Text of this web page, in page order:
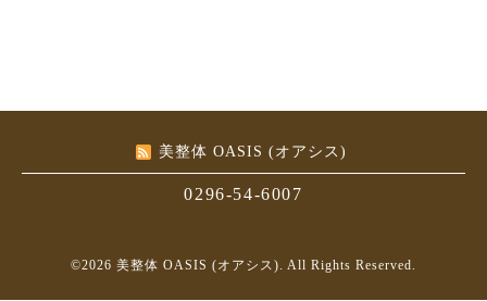
美整体 OASIS (オアシス)
0296-54-6007
©2026 美整体 OASIS (オアシス). All Rights Reserved.